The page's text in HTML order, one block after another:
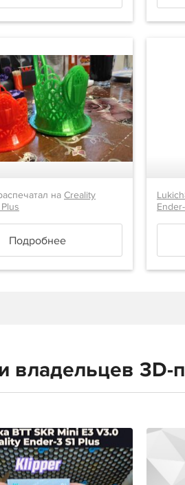
на Creality
Подробнее
владельцев 3D-